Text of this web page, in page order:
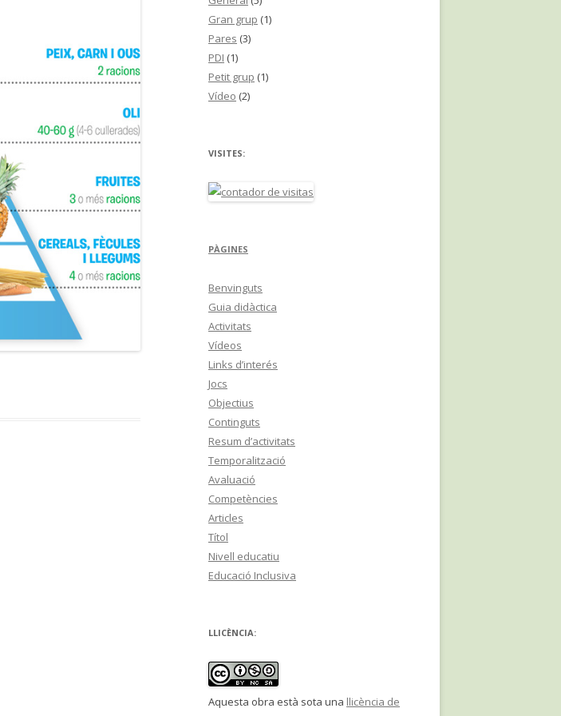
Gran grup (1)
Pares (3)
PDI (1)
Petit grup (1)
Vídeo (2)
VISITES:
PÀGINES
Benvinguts
Guia didàctica
Activitats
Vídeos
Links d’interés
Jocs
Objectius
Continguts
Resum d’activitats
Temporalització
Avaluació
Competències
Articles
Títol
Nivell educatiu
Educació Inclusiva
LLICÈNCIA:
Aquesta obra està sota una llicència de